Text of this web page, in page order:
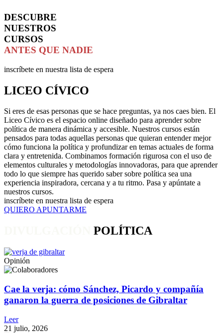
DESCUBRE
NUESTROS
CURSOS
ANTES QUE NADIE
inscríbete en nuestra lista de espera
LICEO CÍVICO
Si eres de esas personas que se hace preguntas, ya nos caes bien. El
Liceo Cívico es el espacio online diseñado para aprender sobre
política de manera dinámica y accesible. Nuestros cursos están
pensados para todas aquellas personas que quieran entender mejor
cómo funciona la política y profundizar en temas actuales de forma
clara y entretenida. Combinamos formación rigurosa con el uso de
elementos culturales y metodologías innovadoras, para que aprender
todo lo que siempre has querido saber sobre política sea una
experiencia inspiradora, cercana y a tu ritmo. Pasa y apúntate a
nuestros cursos.
inscríbete en nuestra lista de espera
QUIERO APUNTARME
POLÍTICA
Opinión
Cae la verja: cómo Sánchez, Picardo y compañía
ganaron la guerra de posiciones de Gibraltar
Leer
21 julio, 2026